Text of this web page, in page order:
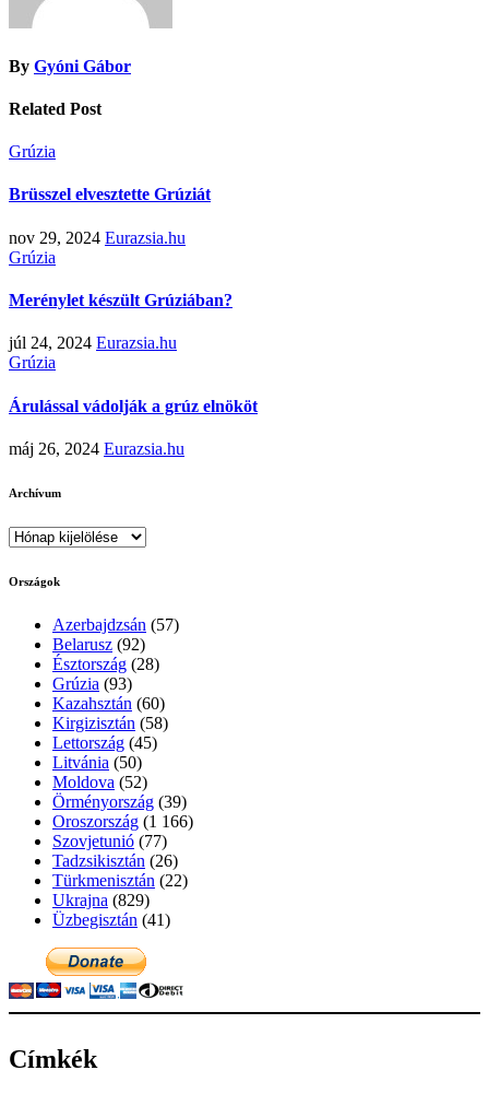
By Gyóni Gábor
Related Post
Grúzia
Brüsszel elvesztette Grúziát
nov 29, 2024 Eurazsia.hu
Grúzia
Merénylet készült Grúziában?
júl 24, 2024 Eurazsia.hu
Grúzia
Árulással vádolják a grúz elnököt
máj 26, 2024 Eurazsia.hu
Archívum
Archívum
Országok
Azerbajdzsán (57)
Belarusz (92)
Észtország (28)
Grúzia (93)
Kazahsztán (60)
Kirgizisztán (58)
Lettország (45)
Litvánia (50)
Moldova (52)
Örményország (39)
Oroszország (1 166)
Szovjetunió (77)
Tadzsikisztán (26)
Türkmenisztán (22)
Ukrajna (829)
Üzbegisztán (41)
Címkék